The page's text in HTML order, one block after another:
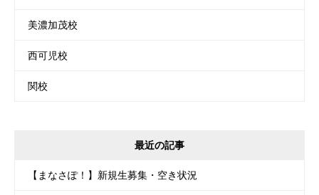
美濃加茂校
西可児校
関校
最近の記事
【まなさぽ！】新規生募集・空き状況